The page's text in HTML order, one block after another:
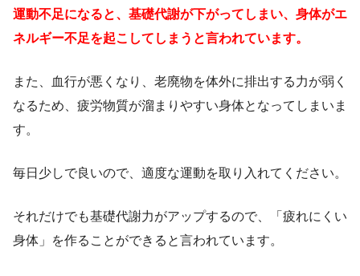
運動不足になると、基礎代謝が下がってしまい、身体がエ
ネルギー不足を起こしてしまうと言われています。
また、血行が悪くなり、老廃物を体外に排出する力が弱く
なるため、疲労物質が溜まりやすい身体となってしまいま
す。
毎日少しで良いので、適度な運動を取り入れてください。
それだけでも基礎代謝力がアップするので、「疲れにくい
身体」を作ることができると言われています。